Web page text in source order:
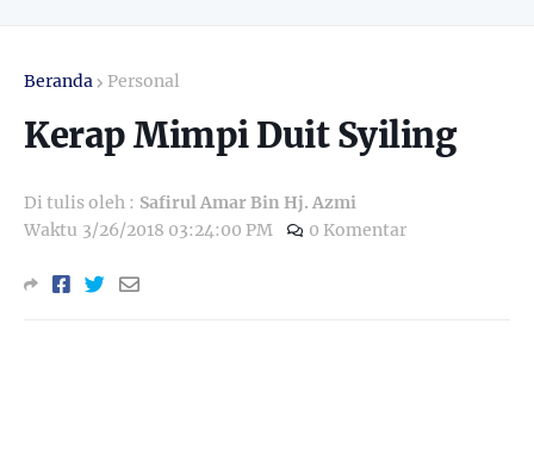
Beranda Personal
Kerap Mimpi Duit Syiling
Di tulis oleh : Safirul Amar Bin Hj. Azmi
Waktu 3/26/2018 03:24:00 PM 0 Komentar